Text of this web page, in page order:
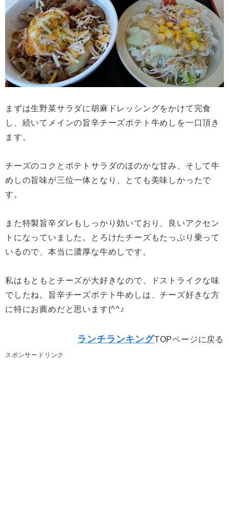
まずは生野菜サラダに胡麻ドレッシングをかけて完食
し、続いてメインの旨辛チーズポテト牛めしを一口頂き
ます。
チーズのコクとポテトサラダのほのかな甘み、そして牛
めしの旨味が三位一体となり、とても美味しかったで
す。
また特製旨辛ダレもしっかり効いており、良いアクセン
トになっていました。とろけたチーズもたっぷり乗って
いるので、本当に濃厚な牛めしです。
私はもともとチーズが大好きなので、ドストライクな味
でしたね。旨辛チーズポテト牛めしは、チーズ好きな方
に特にお薦めだと思います(^^♪
ランチランキングTOPページに戻る
スポンサードリンク